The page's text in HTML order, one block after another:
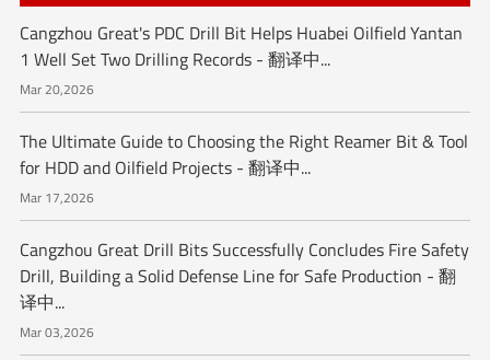
Cangzhou Great's PDC Drill Bit Helps Huabei Oilfield Yantan
1 Well Set Two Drilling Records - 翻译中...
Mar 20,2026
The Ultimate Guide to Choosing the Right Reamer Bit & Tool
for HDD and Oilfield Projects - 翻译中...
Mar 17,2026
Cangzhou Great Drill Bits Successfully Concludes Fire Safety
Drill, Building a Solid Defense Line for Safe Production - 翻
译中...
Mar 03,2026